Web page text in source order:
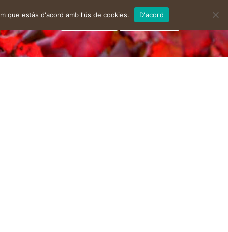
instagram
que estàs d'acord amb l'ús de cookies. D'acord